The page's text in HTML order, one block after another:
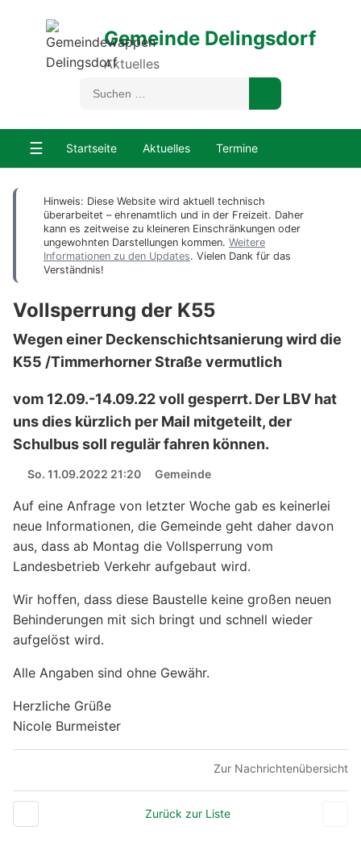
Gemeinde Delingsdorf
Aktuelles
☰ Startseite Aktuelles Termine
Hinweis: Diese Website wird aktuell technisch
überarbeitet – ehrenamtlich und in der Freizeit. Daher
kann es zeitweise zu kleineren Einschränkungen oder
ungewohnten Darstellungen kommen. Weitere
Informationen zu den Updates. Vielen Dank für das
Verständnis!
Vollsperrung der K55
Wegen einer Deckenschichtsanierung wird die
K55 /Timmerhorner Straße vermutlich
vom 12.09.-14.09.22 voll gesperrt. Der LBV hat
uns dies kürzlich per Mail mitgeteilt, der
Schulbus soll regulär fahren können.
So. 11.09.2022 21:20 Gemeinde
Auf eine Anfrage von letzter Woche gab es keinerlei
neue Informationen, die Gemeinde geht daher davon
aus, dass ab Montag die Vollsperrung vom
Landesbetrieb Verkehr aufgebaut wird.
Wir hoffen, dass diese Baustelle keine großen neuen
Behinderungen mit sich bringt und schnell wieder
aufgelöst wird.
Alle Angaben sind ohne Gewähr.
Herzliche Grüße
Nicole Burmeister
Zur Nachrichtenübersicht
Zurück zur Liste